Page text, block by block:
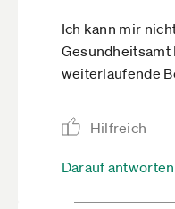
Ich kann mir
weiterlaufende
Hilfreich
Darauf antworten